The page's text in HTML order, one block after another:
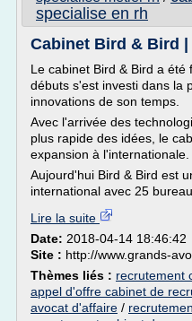
specialise en rh
Cabinet Bird & Bird
Le cabinet Bird & Bird a
débuts s'est investi dans la
innovations de son temps.
Avec l'arrivée des
plus rapide des idées, le
expansion à l'internationale.
Aujourd'hui Bird & Bird est
international avec 25
Lire la suite
Date: 2018-04-14 18:46:42
Site : http://www.grands-
Thèmes liés : recrutement
appel d'offre cabinet de
avocat d'affaire /